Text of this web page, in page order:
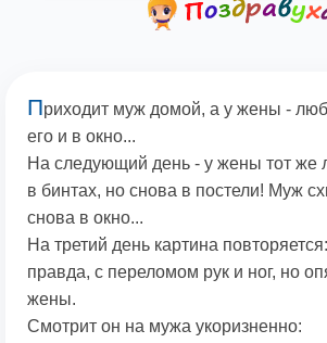
Приходит муж домой, а у жены -
его и в окно...
На следующий день - у жены тот же
в бинтах, но снова в постели! Муж
снова в окно...
На третий день картина
правда, с переломом рук и ног, но
жены.
Смотрит он на мужа укоризненно: